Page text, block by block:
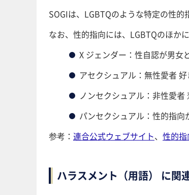
SOGIは、LGBTQのような特定の性
なお、性的指向には、LGBTQのほか
X ジェンダー：性自認が男女
アセクシュアル：無性愛者
ノンセクシュアル：非性愛
パンセクシュアル：性的指
参考： 連合公式ウェブサイト、 性的
ハラスメント（用語） に関